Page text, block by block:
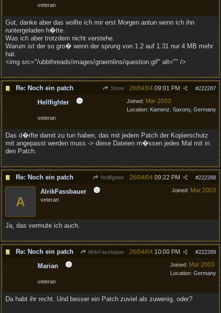
veteran
Gut, danke aber das wollte ich mir erst Morgen antun wenn ich ihn
runtergeladen h�tte.
Was ich aber trotzdem nicht verstehe.
Warum ist der so gro� wenn der sprung von 1.2 auf 1.31 nur 4 MB mehr
hat.
<img src="/ubbthreads/images/graemlins/question.gif" alt="" />
Re: Noch ein patch Stone #222287
26/04/04 09:01 PM
Joined: Mar 2003
Location: Kamenz, Saxony, Germany
Hellfighter
veteran
Das d�rfte damit zu tun haben, das mit jedem Patch der Kopierschutz
mit angepasst werden muss -> diese Dateien m�ssen jedes Mal mit in
den Patch.
Re: Noch ein patch Hellfighter #222288
26/04/04 09:22 PM
Joined: Mar 2003
A
AlrikFassbauer
veteran
Ja, das vermute ich auch.
Re: Noch ein patch AlrikFassbauer #222289
26/04/04 10:00 PM
Joined: Mar 2003
Location: Germany
Marian
veteran
Da habt ihr recht. Und besser ein Patch zuviel als zuwenig, oder?